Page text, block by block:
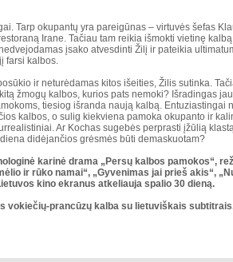
Tarp okupantų yra pareigūnas – virtuvės šefas
Irane. Tačiau tam reikia išmokti vietinę
įsako atvesdinti Žilį ir pateikia
farsi kalbos.
ir neturėdamas kitos išeities, Žilis sutinka.
žmogų kalbos, kurios pats nemoki? Išradingas
tiesiog išranda naują kalbą. Entuziastingai
kalbos, o sulig kiekviena pamoka okupanto ir
Ar Kochas sugebės perprasti įžūlią
didėjančios grėsmės būti demaskuotam?
karinė drama „Persų kalbos pamokos“,
ir rūko namai“, „Gyvenimas jai prieš akis“,
kino ekranus atkeliauja spalio 30 dieną.
vokiečių-prancūzų kalba su lietuviškais